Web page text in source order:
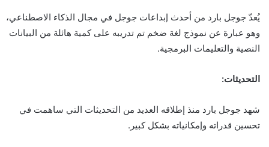
يُعدّ جوجل بارد من أحدث إبداعات جوجل في مجال الذكاء الاصطناعي،
وهو عبارة عن نموذج لغة ضخم تم تدريبه على كمية هائلة من البيانات
النصية والتعليمات البرمجية.
التحديثات:
شهد جوجل بارد منذ إطلاقه العديد من التحديثات التي ساهمت في
تحسين قدراته وإمكانياته بشكل كبير.